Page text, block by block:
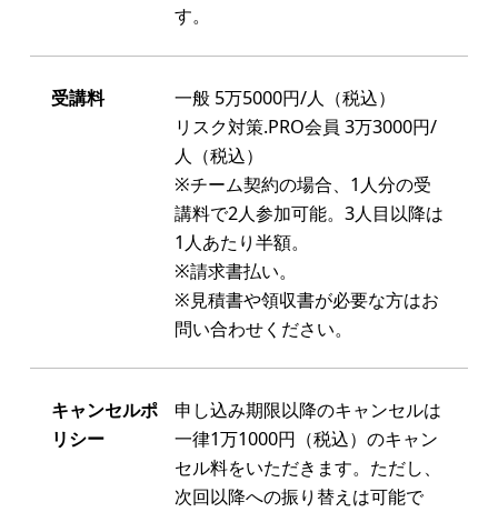
す。
受講料
一般 5万5000円/人（税込）
リスク対策.PRO会員 3万3000円/
人（税込）
※チーム契約の場合、1人分の受
講料で2人参加可能。3人目以降は
1人あたり半額。
※請求書払い。
※見積書や領収書が必要な方はお
問い合わせください。
キャンセルポ
リシー
申し込み期限以降のキャンセルは
一律1万1000円（税込）のキャン
セル料をいただきます。ただし、
次回以降への振り替えは可能で